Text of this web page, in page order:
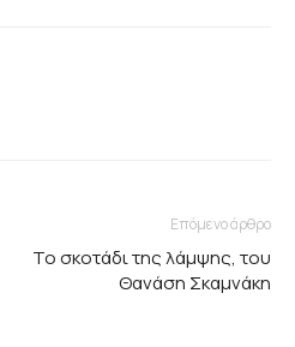
Επόμενο άρθρο
Το σκοτάδι της λάμψης, του
Θανάση Σκαμνάκη